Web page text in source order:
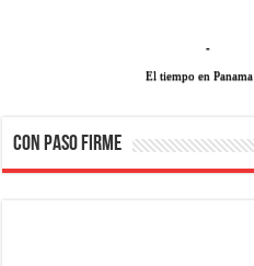
-
El tiempo en Panama
CON PASO FIRME